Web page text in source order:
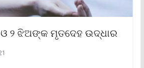
୨ ଝିଅଙ୍କ ମୃତଦେହ ଉଦ୍ଧାର